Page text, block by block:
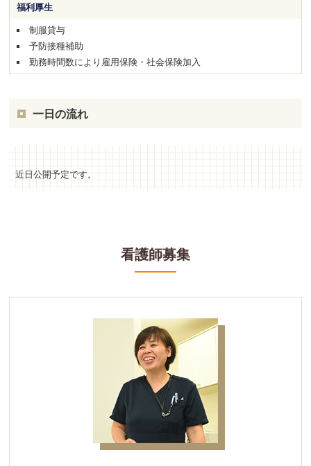
福利厚生
制服貸与
予防接種補助
勤務時間数により雇用保険・社会保険加入
一日の流れ
近日公開予定です。
看護師募集